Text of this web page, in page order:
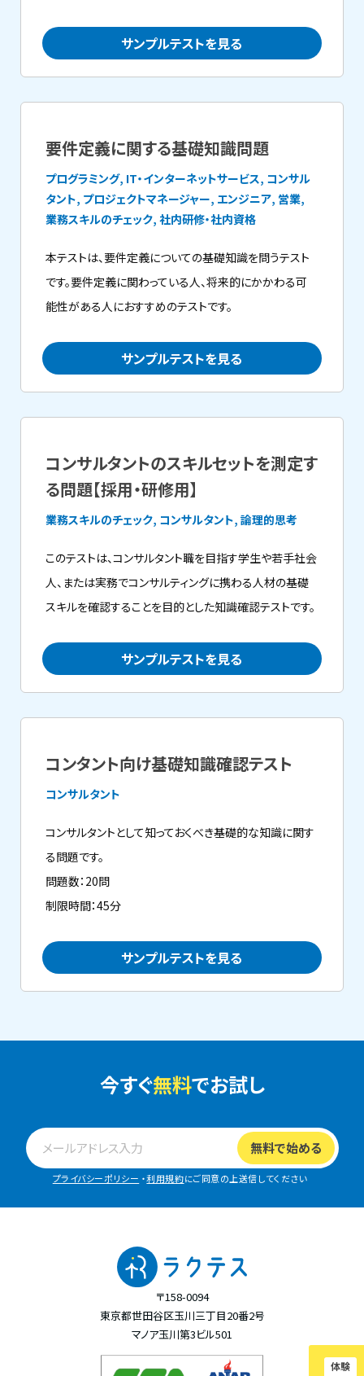
体験
サンプルテストを見る
要件定義に関する基礎知識問題
プログラミング, IT・インターネットサービス, コンサル
タント, プロジェクトマネージャー, エンジニア, 営業,
業務スキルのチェック, 社内研修・社内資格
本テストは、要件定義についての基礎知識を問うテスト
です。要件定義に関わっている人、将来的にかかわる可
能性がある人におすすめのテストです。
サンプルテストを見る
コンサルタントのスキルセットを測定す
る問題【採用・研修用】
業務スキルのチェック, コンサルタント, 論理的思考
このテストは、コンサルタント職を目指す学生や若手社会
人、または実務でコンサルティングに携わる人材の基礎
スキルを確認することを目的とした知識確認テストです。
サンプルテストを見る
コンタント向け基礎知識確認テスト
コンサルタント
コンサルタントとして知っておくべき基礎的な知識に関す
る問題です。
問題数：20問
制限時間：45分
サンプルテストを見る
今すぐ無料でお試し
プライバシーポリシー ・利用規約にご同意の上送信してください
〒158-0094
東京都世田谷区玉川三丁目20番2号
マノア玉川第3ビル501